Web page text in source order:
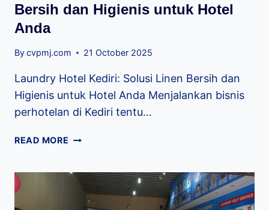
Bersih dan Higienis untuk Hotel
Anda
Bycvpmj.com 21 October 2025
Laundry Hotel Kediri: Solusi Linen Bersih dan
Higienis untuk Hotel Anda Menjalankan bisnis
perhotelan di Kediri tentu…
READ MORE